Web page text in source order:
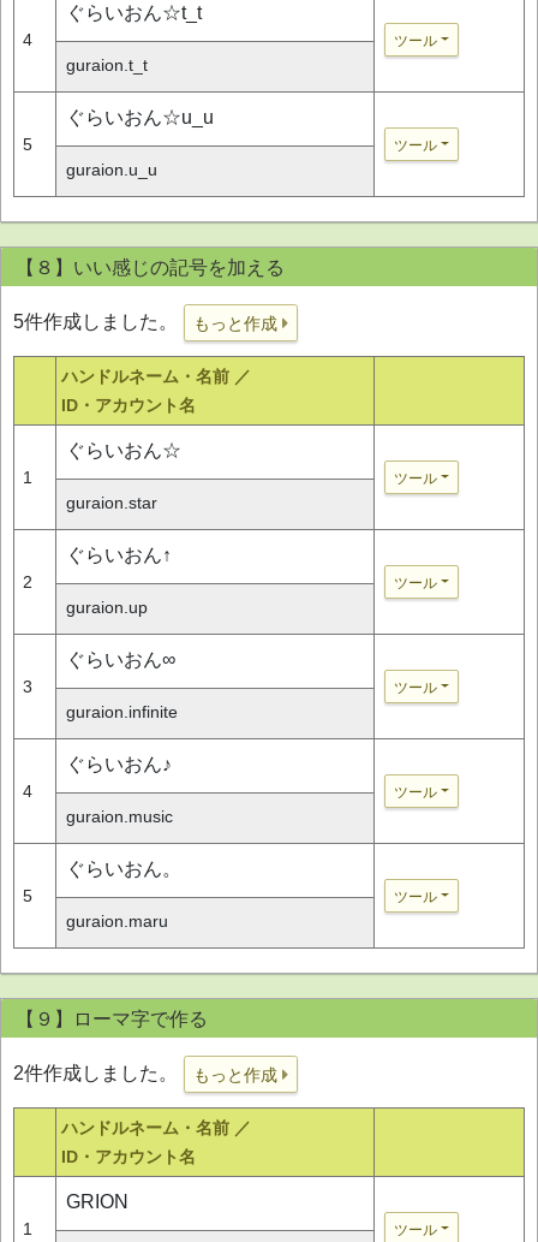
4
ぐらいおん☆t_t
ツール
guraion.t_t
5
ぐらいおん☆u_u
ツール
guraion.u_u
【８】いい感じの記号を加える
5件作成しました。 もっと作成
ハンドルネーム・名前 ／
ID・アカウント名
1
ぐらいおん☆
ツール
guraion.star
2
ぐらいおん↑
ツール
guraion.up
3
ぐらいおん∞
ツール
guraion.infinite
4
ぐらいおん♪
ツール
guraion.music
5
ぐらいおん。
ツール
guraion.maru
【９】ローマ字で作る
2件作成しました。 もっと作成
ハンドルネーム・名前 ／
ID・アカウント名
1
GRION
ツール